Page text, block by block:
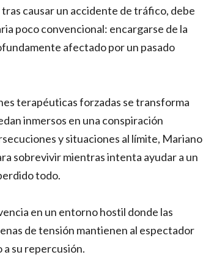
causar un accidente de tráfico, debe
poco convencional: encargarse de la
afectado por un pasado
terapéuticas forzadas se transforma
inmersos en una conspiración
y situaciones al límite, Mariano
sobrevivir mientras intenta ayudar a un
todo.
en un entorno hostil donde las
de tensión mantienen al espectador
su repercusión.